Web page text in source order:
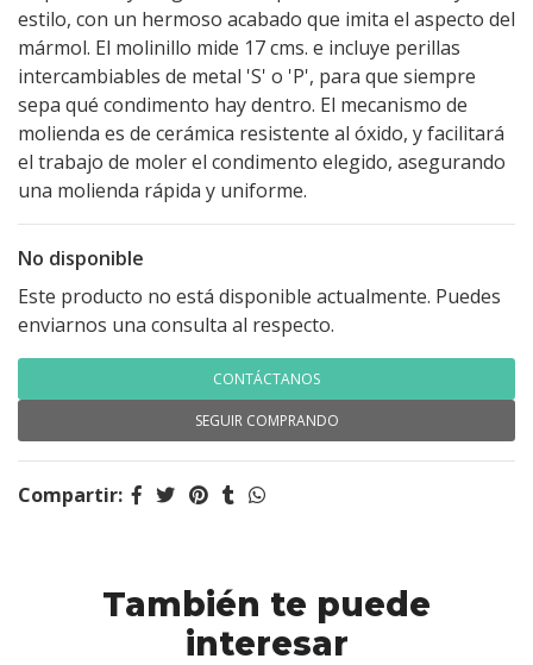
estilo, con un hermoso acabado que imita el aspecto del
mármol. El molinillo mide 17 cms. e incluye perillas
intercambiables de metal 'S' o 'P', para que siempre
sepa qué condimento hay dentro. El mecanismo de
molienda es de cerámica resistente al óxido, y facilitará
el trabajo de moler el condimento elegido, asegurando
una molienda rápida y uniforme.
No disponible
Este producto no está disponible actualmente. Puedes
enviarnos una consulta al respecto.
CONTÁCTANOS
SEGUIR COMPRANDO
Compartir:
También te puede
interesar